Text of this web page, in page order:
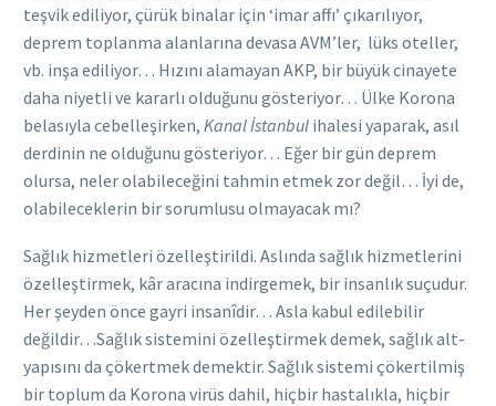
teşvik ediliyor, çürük binalar için ‘imar affı’ çıkarılıyor,
deprem toplanma alanlarına devasa AVM’ler, lüks oteller,
vb. inşa ediliyor… Hızını alamayan AKP, bir büyük cinayete
daha niyetli ve kararlı olduğunu gösteriyor… Ülke Korona
belasıyla cebelleşirken, Kanal İstanbul ihalesi yaparak, asıl
derdinin ne olduğunu gösteriyor… Eğer bir gün deprem
olursa, neler olabileceğini tahmin etmek zor değil… İyi de,
olabileceklerin bir sorumlusu olmayacak mı?
Sağlık hizmetleri özelleştirildi. Aslında sağlık hizmetlerini
özelleştirmek, kâr aracına indirgemek, bir insanlık suçudur.
Her şeyden önce gayri insanîdir… Asla kabul edilebilir
değildir…Sağlık sistemini özelleştirmek demek, sağlık alt-
yapısını da çökertmek demektir. Sağlık sistemi çökertilmiş
bir toplum da Korona virüs dahil, hiçbir hastalıkla, hiçbir